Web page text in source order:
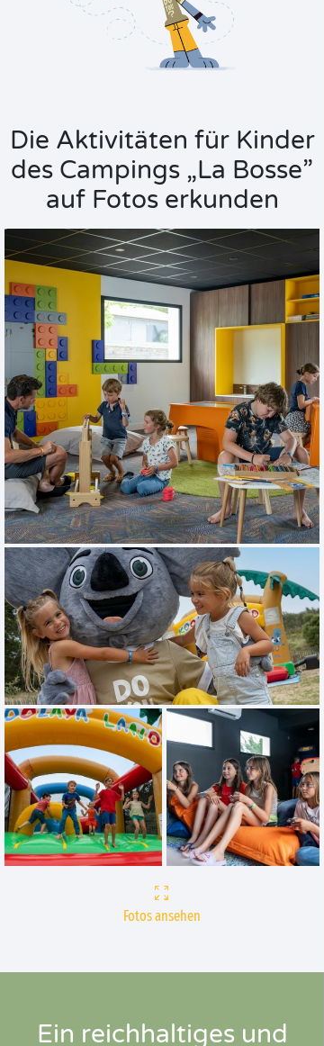
Die Aktivitäten für Kinder
des Campings „La Bosse”
auf Fotos erkunden
Fotos ansehen
Ein reichhaltiges und